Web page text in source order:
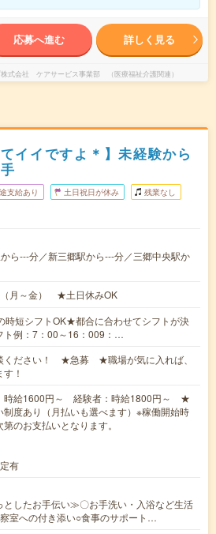
応募へ進む 詳しく見る
式会社 ケアサービス事業部 （医療福祉介護関連）
イイですよ＊】未経験から
支給あり 土日祝日が休み 残業なし
ら---分／新三郷駅から---分／三郷中央駅か
（月～金） ★土日休みOK
時短シフトOK★都合に合わせてシフトが決
ト例：7：00～16：009：…
ください！ ★急募 ★職場が気に入れば、
！
時給1600円～ 経験者：時給1800円～ ★
制度あり（月払いも選べます）※稼働開始時
のお支払いとなります。
有
したお手伝い≫〇お手洗い・入浴など生活
室への付き添い○食事のサポート…